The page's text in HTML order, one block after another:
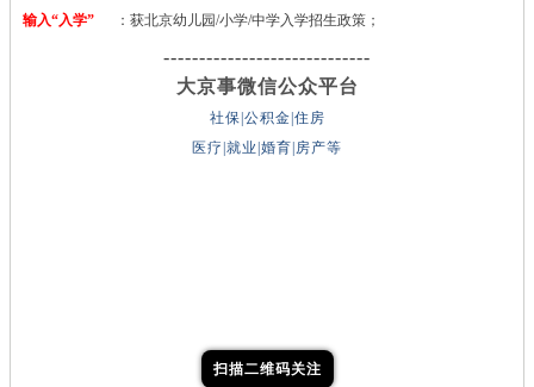
输入“入学” ：获北京幼儿园/小学/中学入学招生政策；
-----------------------------
大京事微信公众平台
社保|公积金|住房
医疗|就业|婚育|房产等
扫描二维码关注